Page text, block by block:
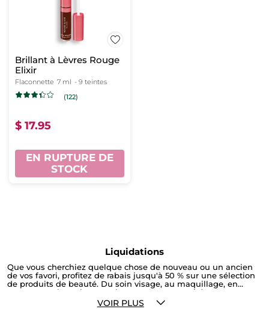
Brillant à Lèvres Rouge
Elixir
Flaconnette 7 ml - 9 teintes
(122)
$ 17.95
EN RUPTURE DE
STOCK
Liquidations
Que vous cherchiez quelque chose de nouveau ou un ancien
de vos favori, profitez de rabais jusqu'à 50 % sur une sélection
de produits de beauté. Du soin visage, au maquillage, en
passant par les soins pour le corps ! Les quantités sont
VOIR PLUS